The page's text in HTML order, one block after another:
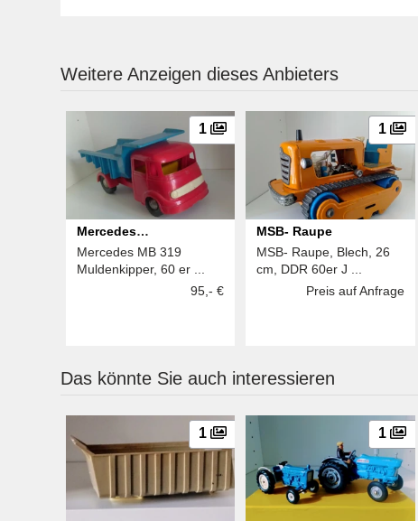
Weitere Anzeigen dieses Anbieters
1
Mercedes
Muldenkipper
Mercedes MB 319
Muldenkipper, 60 er ...
95,- €
1
MSB- Raupe
MSB- Raupe, Blech, 26
cm, DDR 60er J ...
Preis auf Anfrage
Das könnte Sie auch interessieren
1 1